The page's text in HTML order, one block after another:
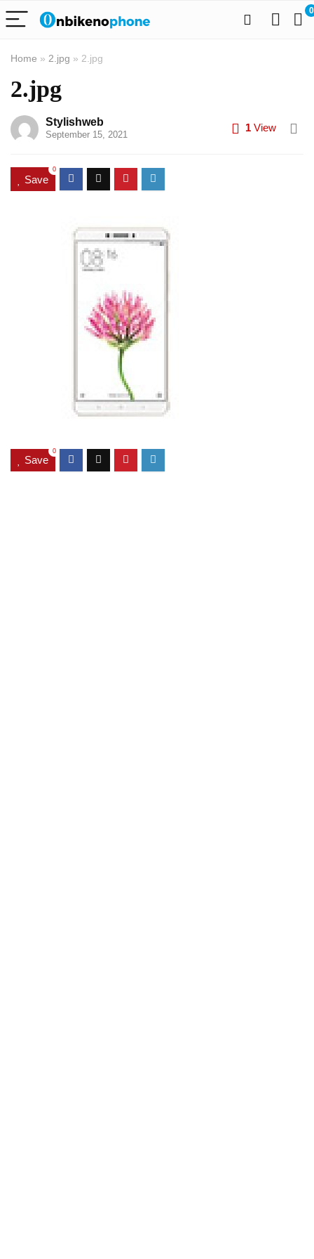
0
Home » 2.jpg » 2.jpg
2.jpg
Stylishweb
September 15, 2021
1 View
Save
0
Save
0